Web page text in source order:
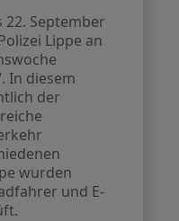
September
Lippe an
In diesem
der
wurden
und E-